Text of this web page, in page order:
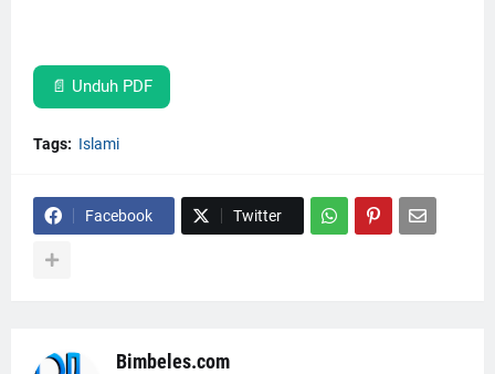
📄 Unduh PDF
Tags: Islami
Facebook Twitter
Bimbeles.com